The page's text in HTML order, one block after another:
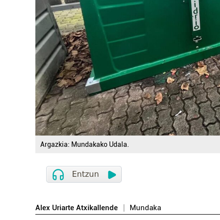
Argazkia: Mundakako Udala.
Alex Uriarte Atxikallende Mundaka